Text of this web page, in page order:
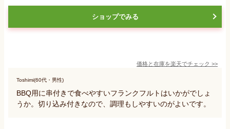
ショップでみる
価格と在庫を楽天でチェック >>
Toshimi(60代・男性)
BBQ用に串付きで食べやすいフランクフルトはいかがでしょ
うか。切り込み付きなので、調理もしやすいのがよいです。